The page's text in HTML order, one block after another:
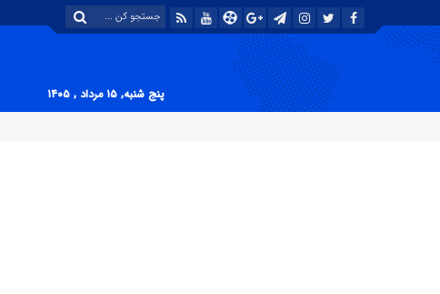
پنج شنبه, ۱۵ مرداد , ۱۴۰۵